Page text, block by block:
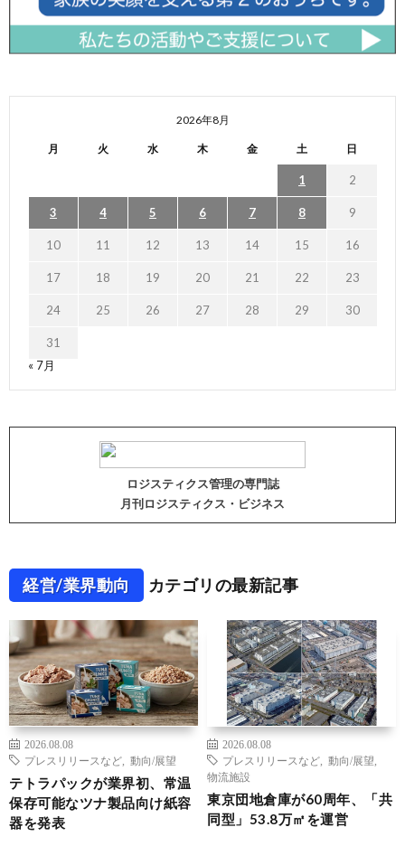
2026年8月
月 火 水 木 金 土 日
1 2
3 4 5 6 7 8 9
10 11 12 13 14 15 16
17 18 19 20 21 22 23
24 25 26 27 28 29 30
31
« 7月
ロジスティクス管理の専門誌
月刊ロジスティクス・ビジネス
経営/業界動向 カテゴリの最新記事
2026.08.08
プレスリリースなど
動向/展望
テトラパックが業界初、常温
保存可能なツナ製品向け紙容
器を発表
2026.08.08
プレスリリースなど
動向/展望
物流施設
東京団地倉庫が60周年、「共
同型」53.8万㎡を運営